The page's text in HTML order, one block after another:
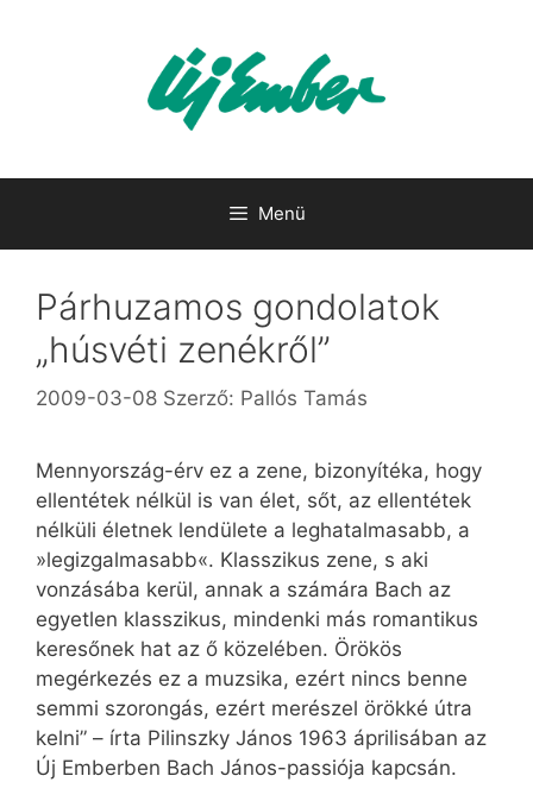
Menü
Párhuzamos gondolatok
„húsvéti zenékről”
2009-03-08 Szerző: Pallós Tamás
Mennyország-érv ez a zene, bizonyítéka, hogy
ellentétek nélkül is van élet, sőt, az ellentétek
nélküli életnek lendülete a leghatalmasabb, a
»legizgalmasabb«. Klasszikus zene, s aki
vonzásába kerül, annak a számára Bach az
egyetlen klasszikus, mindenki más romantikus
keresőnek hat az ő közelében. Örökös
megérkezés ez a muzsika, ezért nincs benne
semmi szorongás, ezért merészel örökké útra
kelni” – írta Pilinszky János 1963 áprilisában az
Új Emberben Bach János-passiója kapcsán.